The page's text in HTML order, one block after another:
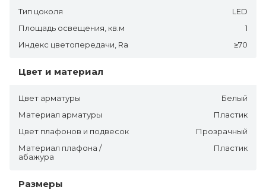
Тип цоколя
LED
Площадь освещения, кв.м
1
Индекс цветопередачи, Ra
≥70
Цвет и материал
Цвет арматуры
Белый
Материал арматуры
Пластик
Цвет плафонов и подвесок
Прозрачный
Материал плафона /
абажура
Пластик
Размеры